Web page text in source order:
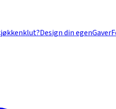
Design din egenGaver